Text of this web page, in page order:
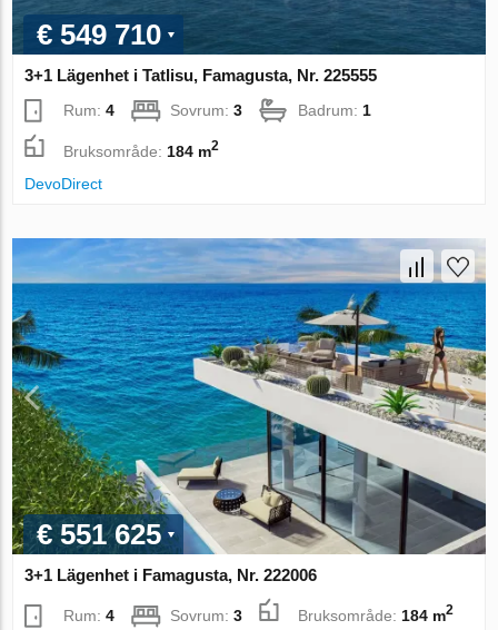
€ 549 710
3+1 Lägenhet i Tatlisu, Famagusta, Nr. 225555
Rum:4 Sovrum:3 Badrum: 1
Bruksområde: 184 m2
DevoDirect
€ 551 625
3+1 Lägenhet i Famagusta, Nr. 222006
Rum:4 Sovrum:3 Bruksområde: 184 m2